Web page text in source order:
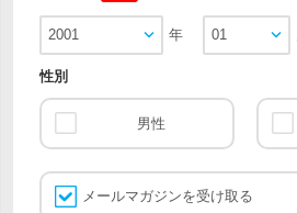
2001 年 01
性別
男性
メールマガジンを受け取る